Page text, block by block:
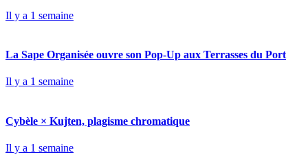
Il y a 1 semaine
La Sape Organisée ouvre son Pop-Up aux Terrasses du Port
Il y a 1 semaine
Cybèle × Kujten, plagisme chromatique
Il y a 1 semaine